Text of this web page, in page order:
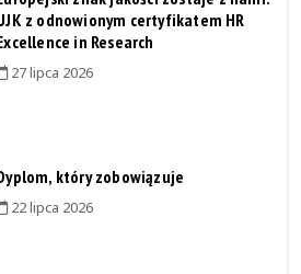
z odnowionym certyfikatem HR
in Research
27 lipca 2026
który zobowiązuje
22 lipca 2026